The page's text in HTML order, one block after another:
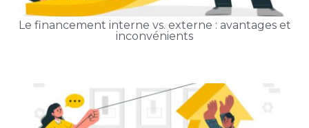
Le financement interne vs. externe : avantages et
inconvénients